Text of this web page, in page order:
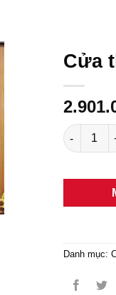
Cửa
Cửa thép
Danh mục: